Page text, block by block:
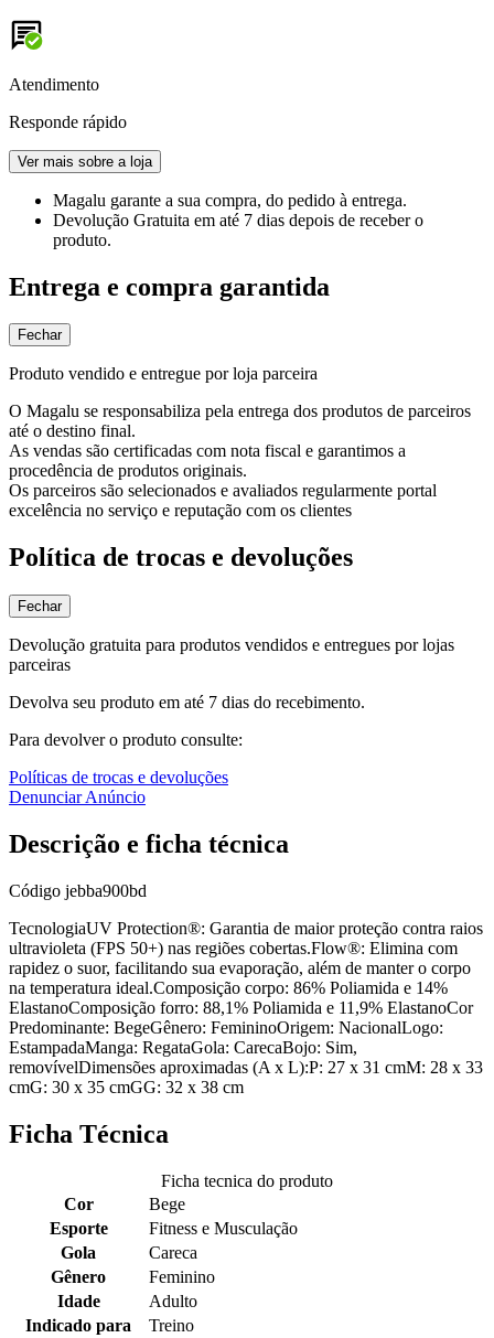
Atendimento
Responde rápido
Ver mais sobre a loja
Magalu garante a sua compra, do pedido à entrega.
Devolução Gratuita em até 7 dias depois de receber o
produto.
Entrega e compra garantida
Fechar
Produto vendido e entregue por loja parceira
O Magalu se responsabiliza pela entrega dos produtos de parceiros
até o destino final.
As vendas são certificadas com nota fiscal e garantimos a
procedência de produtos originais.
Os parceiros são selecionados e avaliados regularmente portal
excelência no serviço e reputação com os clientes
Política de trocas e devoluções
Fechar
Devolução gratuita para produtos vendidos e entregues por lojas
parceiras
Devolva seu produto em até 7 dias do recebimento.
Para devolver o produto consulte:
Políticas de trocas e devoluções
Denunciar Anúncio
Descrição e ficha técnica
Código jebba900bd
TecnologiaUV Protection®: Garantia de maior proteção contra raios
ultravioleta (FPS 50+) nas regiões cobertas.Flow®: Elimina com
rapidez o suor, facilitando sua evaporação, além de manter o corpo
na temperatura ideal.Composição corpo: 86% Poliamida e 14%
ElastanoComposição forro: 88,1% Poliamida e 11,9% ElastanoCor
Predominante: BegeGênero: FemininoOrigem: NacionalLogo:
EstampadaManga: RegataGola: CarecaBojo: Sim,
removívelDimensões aproximadas (A x L):P: 27 x 31 cmM: 28 x 33
cmG: 30 x 35 cmGG: 32 x 38 cm
Ficha Técnica
Ficha tecnica do produto
Cor
Bege
Esporte
Fitness e Musculação
Gola
Careca
Gênero
Feminino
Idade
Adulto
Indicado para
Treino